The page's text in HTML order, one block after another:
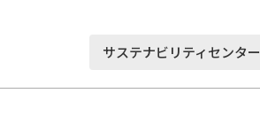
サステナビリティセンター